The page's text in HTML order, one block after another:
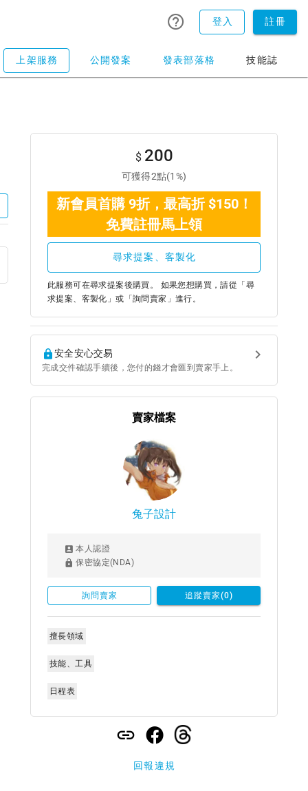
登入 註冊
上架服務 公開發案 發表部落格 技能誌
$ 200
可獲得2點(1%)
新會員首購 9折，最高折 $150！
免費註冊馬上領
尋求提案、客製化
此服務可在尋求提案後購買。 如果您想購買，請從「尋
求提案、客製化」或「詢問賣家」進行。
安全安心交易
完成交件確認手續後，您付的錢才會匯到賣家手上。
賣家檔案
兔子設計
本人認證
保密協定(NDA)
詢問賣家 追蹤賣家(0)
擅長領域
技能、工具
日程表
回報違規